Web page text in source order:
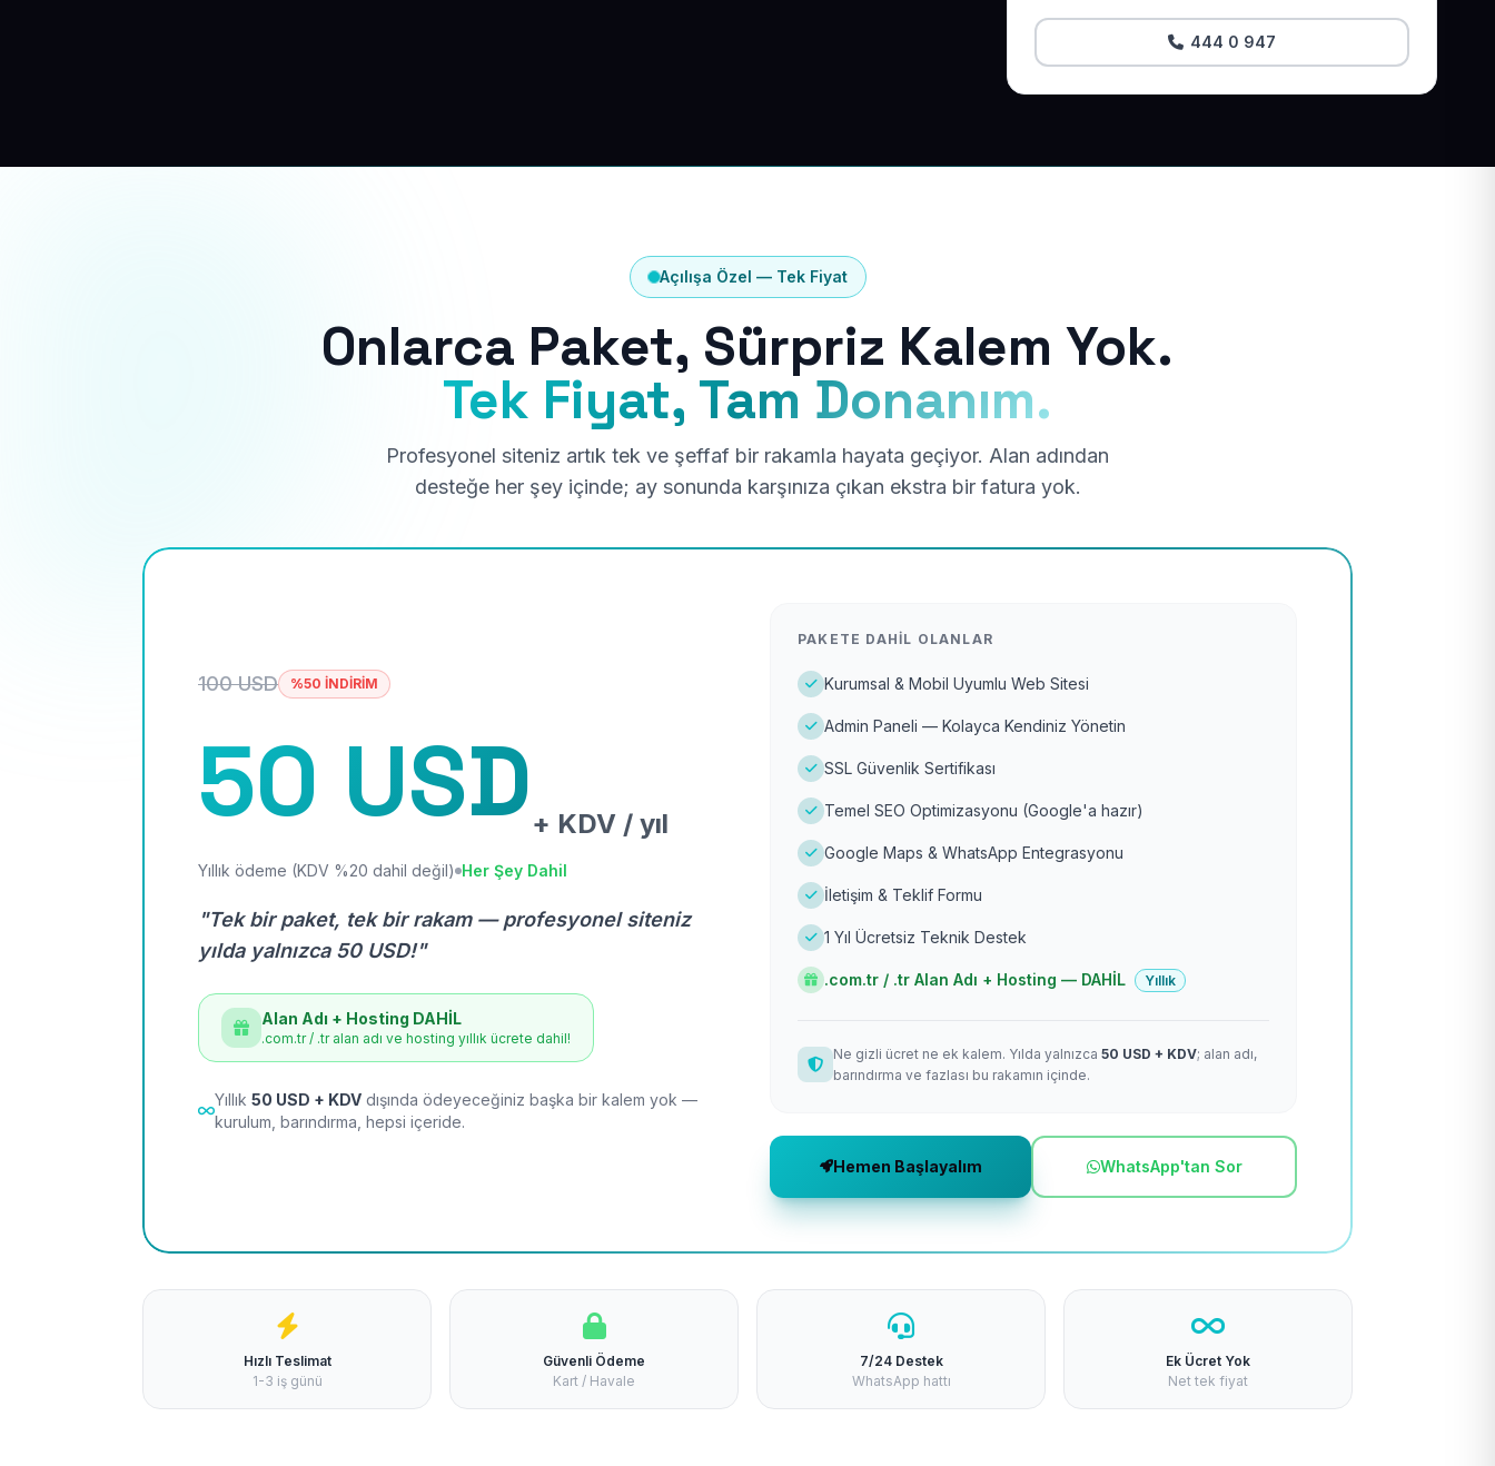
444 0 947
Açılışa Özel — Tek Fiyat
Onlarca Paket, Sürpriz Kalem Yok.
Tek Fiyat, Tam Donanım.
Profesyonel siteniz artık tek ve şeffaf bir rakamla hayata geçiyor. Alan adından
desteğe her şey içinde; ay sonunda karşınıza çıkan ekstra bir fatura yok.
100 USD %50 İNDİRİM
50 USD+ KDV / yıl
Yıllık ödeme (KDV %20 dahil değil) Her Şey Dahil
"Tek bir paket, tek bir rakam — profesyonel siteniz
yılda yalnızca 50 USD!"
Alan Adı + Hosting DAHİL
.com.tr / .tr alan adı ve hosting yıllık ücrete dahil!
Yıllık 50 USD + KDV dışında ödeyeceğiniz başka bir kalem yok —
kurulum, barındırma, hepsi içeride.
PAKETE DAHIL OLANLAR
Kurumsal & Mobil Uyumlu Web Sitesi
Admin Paneli — Kolayca Kendiniz Yönetin
SSL Güvenlik Sertifikası
Temel SEO Optimizasyonu (Google'a hazır)
Google Maps & WhatsApp Entegrasyonu
İletişim & Teklif Formu
1 Yıl Ücretsiz Teknik Destek
.com.tr / .tr Alan Adı + Hosting — DAHİL Yıllık
Ne gizli ücret ne ek kalem. Yılda yalnızca 50 USD + KDV; alan adı,
barındırma ve fazlası bu rakamın içinde.
Hemen Başlayalım WhatsApp'tan Sor
Hızlı Teslimat
1-3 iş günü
Güvenli Ödeme
Kart / Havale
7/24 Destek
WhatsApp hattı
Ek Ücret Yok
Net tek fiyat